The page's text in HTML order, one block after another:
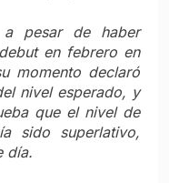
a pesar de haber
en febrero en
momento declaró
nivel esperado, y
que el nivel de
sido superlativo,
día.